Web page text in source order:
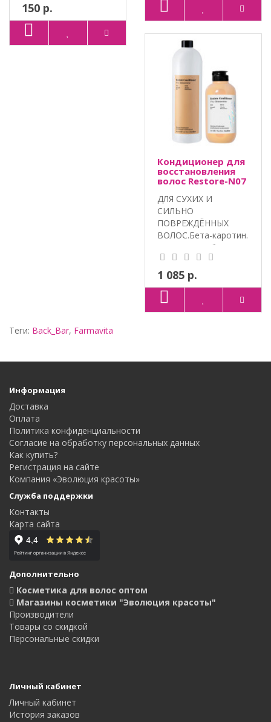
150 р.
Кондиционер для
восстановления
волос Restore-N07
ДЛЯ СУХИХ И
СИЛЬНО
ПОВРЕЖДЁННЫХ
ВОЛОС.Бета-каротин.
Витамины. Объем:
250 мл, ..
1 085 р.
Теги: Back_Bar, Farmavita
Информация
Доставка
Оплата
Политика конфиденциальности
Согласие на обработку персональных данных
Как купить?
Регистрация на сайте
Компания «Эволюция красоты»
Служба поддержки
Контакты
Карта сайта
Дополнительно
Косметика для волос оптом
Магазины косметики "Эволюция красоты"
Производители
Товары со скидкой
Персональные скидки
Личный кабинет
Личный кабинет
История заказов